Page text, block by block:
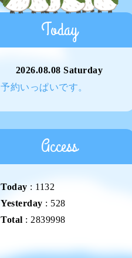
Today
2026.08.08 Saturday
予約いっぱいです。
Access
Today : 1132
Yesterday : 528
Total : 2839998